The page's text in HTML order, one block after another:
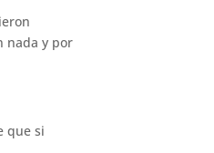
nada y por
que si